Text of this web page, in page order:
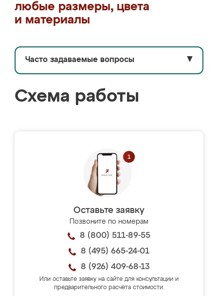
любые размеры, цвета
и материалы
Часто задаваемые вопросы ▼
Схема работы
Оставьте заявку
Позвоните по номерам
8 (800) 511-89-55
8 (495) 665-24-01
8 (926) 409-68-13
Или оставьте заявку на сайте для консультации и
предварительного расчёта стоимости.